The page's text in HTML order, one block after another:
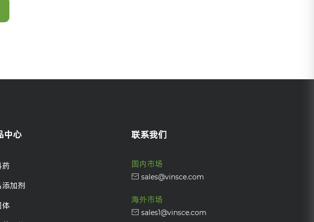
中心
药
加剂
体
联系我们
国内市场
sales@vinsce.com
海外市场
sales1@vinsce.com